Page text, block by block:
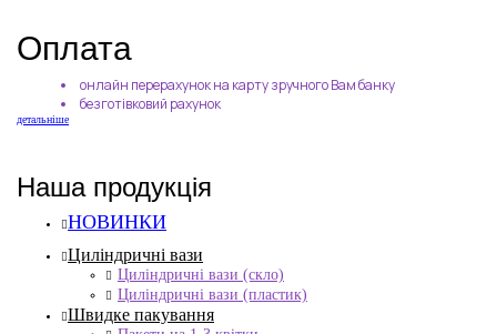
Оплата
онлайн перерахунок на карту зручного Вам банку
безготівковий рахунок
детальніше
Наша продукція
НОВИНКИ
Циліндричні вази
Циліндричні вази (скло)
Циліндричні вази (пластик)
Швидке пакування